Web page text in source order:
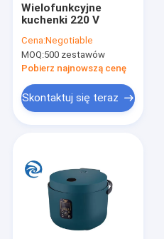
Wielofunkcyjne
kuchenki 220 V
Cena:Negotiable
MOQ:500 zestawów
Pobierz najnowszą cenę
Skontaktuj się teraz